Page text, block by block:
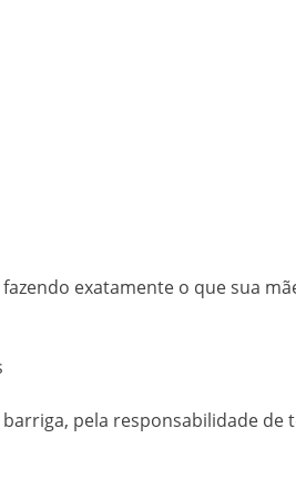
exatamente o que sua
pela responsabilidade